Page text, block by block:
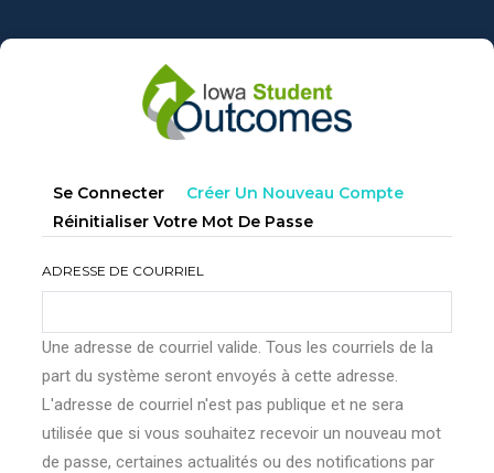
au
Onglets
principaux
Se Connecter Créer Un Nouveau Compte
Réinitialiser Votre Mot De Passe
ADRESSE DE COURRIEL
Une adresse de courriel valide. Tous les courriels de la
part du système seront envoyés à cette adresse.
L'adresse de courriel n'est pas publique et ne sera
utilisée que si vous souhaitez recevoir un nouveau mot
de passe, certaines actualités ou des notifications par